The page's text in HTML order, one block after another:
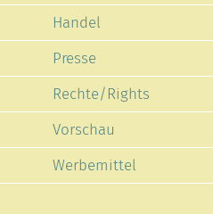
Handel
Presse
Rechte/Rights
Vorschau
Werbemittel